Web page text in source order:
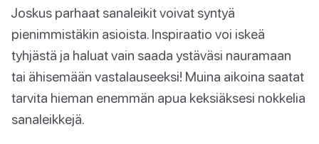
Joskus parhaat sanaleikit voivat syntyä
pienimmistäkin asioista. Inspiraatio voi iskeä
tyhjästä ja haluat vain saada ystäväsi nauramaan
tai ähisemään vastalauseeksi! Muina aikoina saatat
tarvita hieman enemmän apua keksiäksesi nokkelia
sanaleikkejä.